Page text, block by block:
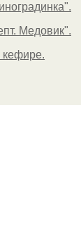
Медовик".